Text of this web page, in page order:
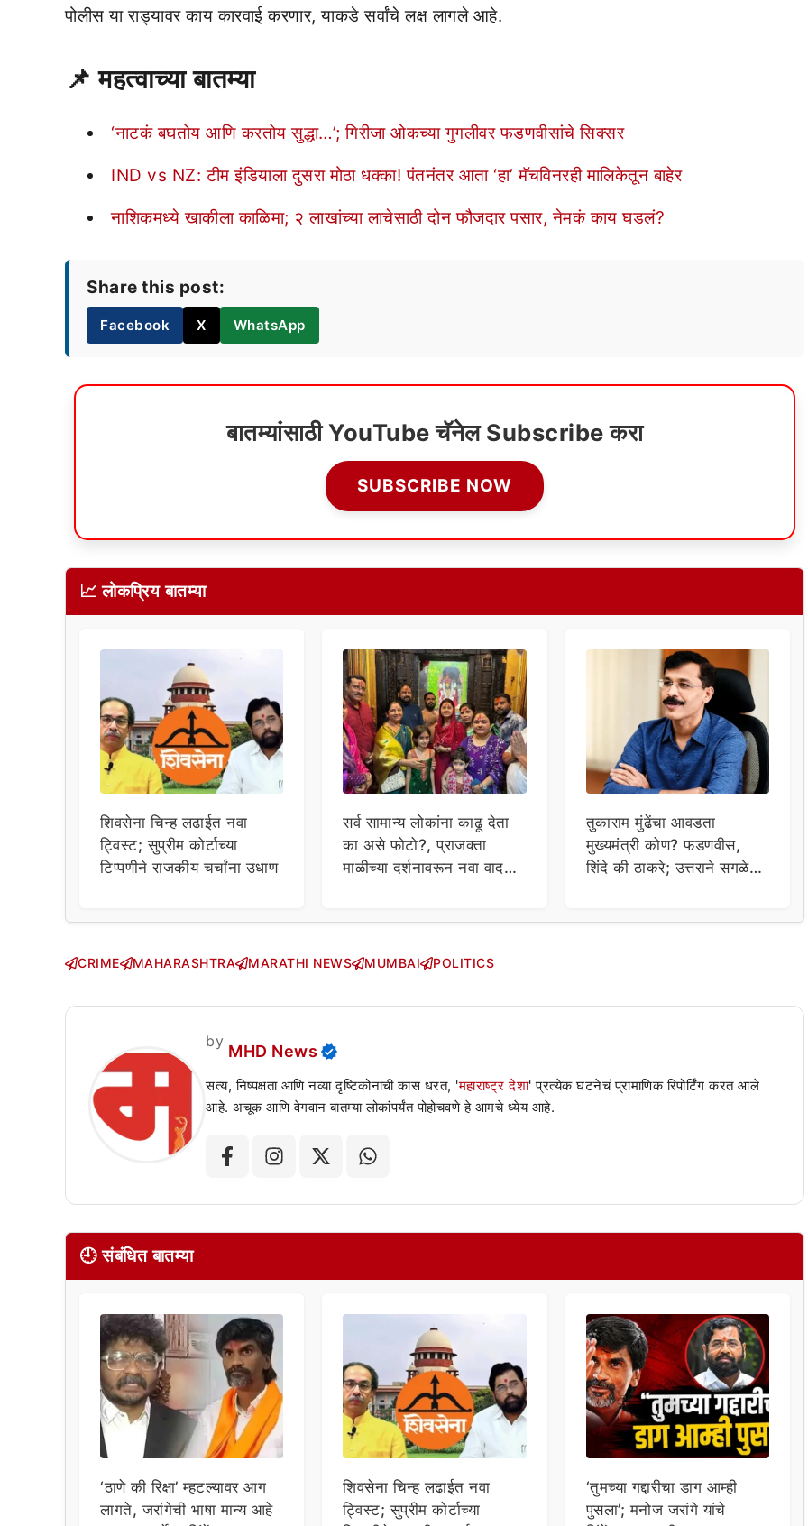
पोलीस या राड्यावर काय कारवाई करणार, याकडे सर्वांचे लक्ष लागले आहे.
📌 महत्वाच्या बातम्या
‘नाटकं बघतोय आणि करतोय सुद्धा…’; गिरीजा ओकच्या गुगलीवर फडणवीसांचे सिक्सर
IND vs NZ: टीम इंडियाला दुसरा मोठा धक्का! पंतनंतर आता ‘हा’ मॅचविनरही मालिकेतून बाहेर
नाशिकमध्ये खाकीला काळिमा; २ लाखांच्या लाचेसाठी दोन फौजदार पसार, नेमकं काय घडलं?
Share this post:
Facebook X WhatsApp
बातम्यांसाठी YouTube चॅनेल Subscribe करा
SUBSCRIBE NOW
📈 लोकप्रिय बातम्या
शिवसेना चिन्ह लढाईत नवा
ट्विस्ट; सुप्रीम कोर्टाच्या
टिप्पणीने राजकीय चर्चांना उधाण
सर्व सामान्य लोकांना काढू देता
का असे फोटो?, प्राजक्ता
माळीच्या दर्शनावरून नवा वाद;
तुकाराम मुंढेंचा आवडता
मुख्यमंत्री कोण? फडणवीस,
शिंदे की ठाकरे; उत्तराने सगळेच
CRIME MAHARASHTRA MARATHI NEWS MUMBAI POLITICS
by
MHD News
सत्य, निष्पक्षता आणि नव्या दृष्टिकोनाची कास धरत, 'महाराष्ट्र देशा' प्रत्येक घटनेचं प्रामाणिक रिपोर्टिंग करत आले
आहे. अचूक आणि वेगवान बातम्या लोकांपर्यंत पोहोचवणे हे आमचे ध्येय आहे.
🕘 संबंधित बातम्या
‘ठाणे की रिक्षा’ म्हटल्यावर आग
लागते, जरांगेची भाषा मान्य आहे
शिवसेना चिन्ह लढाईत नवा
ट्विस्ट; सुप्रीम कोर्टाच्या
‘तुमच्या गद्दारीचा डाग आम्ही
पुसला’; मनोज जरांगे यांचे